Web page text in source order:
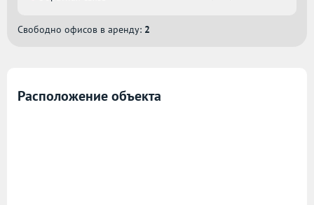
Свободно офисов в аренду: 2
Расположение объекта